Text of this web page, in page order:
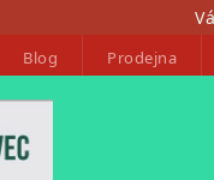
Blog Prodejna